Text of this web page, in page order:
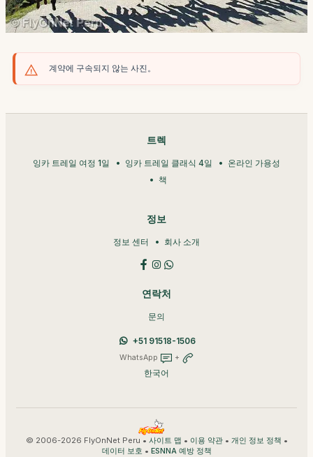
계약에 구속되지 않는 사진。
트렉
잉카 트레일 여정 1일 잉카 트레일 클래식 4일
온라인 가용성
책
정보
정보 센터 회사 소개
연락처
문의
+51 91518-1506
WhatsApp +
한국어
© 2006-2026 FlyOnNet Peru • 사이트 맵 • 이용 약관• 개인 정보 정책 •
데이터 보호 • ESNNA 예방 정책